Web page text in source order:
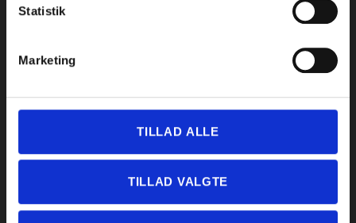
Statistik
Marketing
TILLAD ALLE
TILLAD VALGTE
GDPR
Privatlivspolitik (generel)